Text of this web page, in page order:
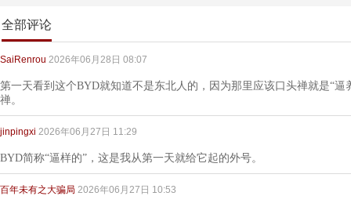
全部评论
SaiRenrou 2026年06月28日 08:07
第一天看到这个BYD就知道不是东北人的，因为那里应该口头禅就是“逼
禅。
jinpingxi 2026年06月27日 11:29
BYD简称“逼样的”，这是我从第一天就给它起的外号。
百年未有之大骗局 2026年06月27日 10:53